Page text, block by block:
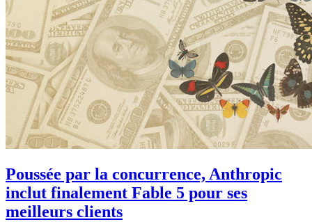
Poussée par la concurrence, Anthropic
inclut finalement Fable 5 pour ses
meilleurs clients